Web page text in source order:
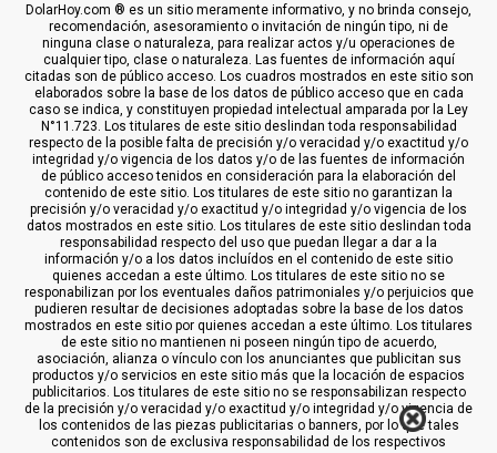
DolarHoy.com ® es un sitio meramente informativo, y no brinda consejo,
recomendación, asesoramiento o invitación de ningún tipo, ni de
ninguna clase o naturaleza, para realizar actos y/u operaciones de
cualquier tipo, clase o naturaleza. Las fuentes de información aquí
citadas son de público acceso. Los cuadros mostrados en este sitio son
elaborados sobre la base de los datos de público acceso que en cada
caso se indica, y constituyen propiedad intelectual amparada por la Ley
N°11.723. Los titulares de este sitio deslindan toda responsabilidad
respecto de la posible falta de precisión y/o veracidad y/o exactitud y/o
integridad y/o vigencia de los datos y/o de las fuentes de información
de público acceso tenidos en consideración para la elaboración del
contenido de este sitio. Los titulares de este sitio no garantizan la
precisión y/o veracidad y/o exactitud y/o integridad y/o vigencia de los
datos mostrados en este sitio. Los titulares de este sitio deslindan toda
responsabilidad respecto del uso que puedan llegar a dar a la
información y/o a los datos incluídos en el contenido de este sitio
quienes accedan a este último. Los titulares de este sitio no se
responabilizan por los eventuales daños patrimoniales y/o perjuicios que
pudieren resultar de decisiones adoptadas sobre la base de los datos
mostrados en este sitio por quienes accedan a este último. Los titulares
de este sitio no mantienen ni poseen ningún tipo de acuerdo,
asociación, alianza o vínculo con los anunciantes que publicitan sus
productos y/o servicios en este sitio más que la locación de espacios
publicitarios. Los titulares de este sitio no se responsabilizan respecto
de la precisión y/o veracidad y/o exactitud y/o integridad y/o vigencia de
los contenidos de las piezas publicitarias o banners, por lo que tales
contenidos son de exclusiva responsabilidad de los respectivos